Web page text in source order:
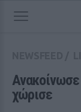
Ανακοίνωσε
χώρισε